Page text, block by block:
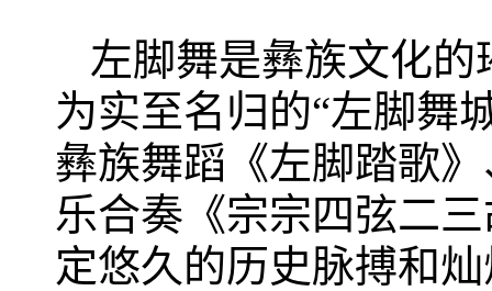
左脚舞是彝族文化
为实至名归的“左脚舞
彝族舞蹈《左脚踏歌
乐合奏《宗宗四弦二
定悠久的历史脉搏和